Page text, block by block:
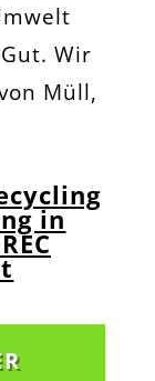
Wir
Müll,
in